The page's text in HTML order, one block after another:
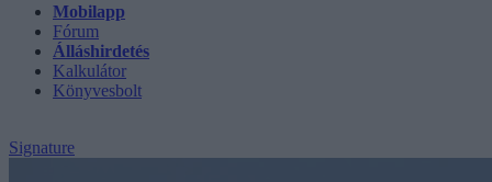
Mobilapp
Fórum
Álláshirdetés
Kalkulátor
Könyvesbolt
Signature